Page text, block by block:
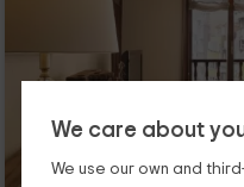
We care about
We use our own and